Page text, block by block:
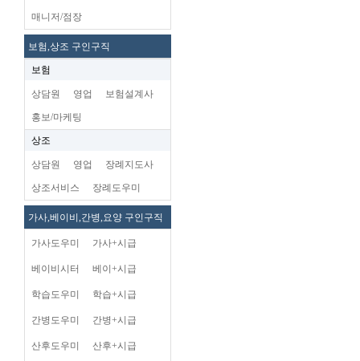
매니저/점장
보험,상조 구인구직
보험
상담원 영업 보험설계사
홍보/마케팅
상조
상담원 영업 장례지도사
상조서비스 장례도우미
가사,베이비,간병,요양 구인구직
가사도우미 가사+시급
베이비시터 베이+시급
학습도우미 학습+시급
간병도우미 간병+시급
산후도우미 산후+시급